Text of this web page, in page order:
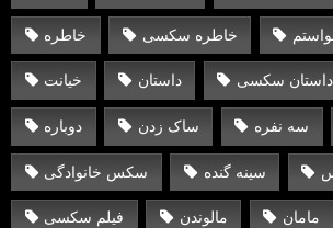
خاطره خاطره سکسی
خیانت داستان داستان سکسی
دوباره ساک زدن سه نفره
سکس خانوادگی سینه گنده
فیلم سکسی مالوندن مامان